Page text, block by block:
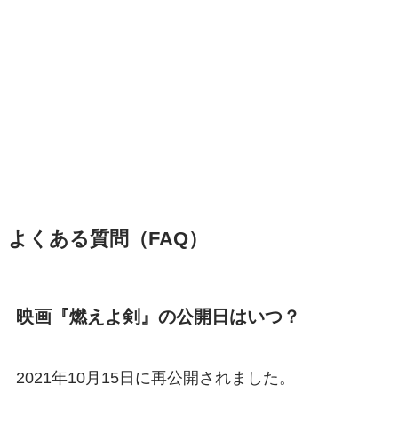
よくある質問（FAQ）
映画『燃えよ剣』の公開日はいつ？
2021年10月15日に再公開されました。